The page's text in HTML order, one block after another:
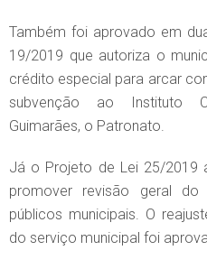
Também foi aprovado em
19/2019 que autoriza o
crédito especial para arcar
subvenção ao Instituto
Guimarães, o Patronato.
Já o Projeto de Lei 25/2019
promover revisão geral do
públicos municipais. O
do serviço municipal foi